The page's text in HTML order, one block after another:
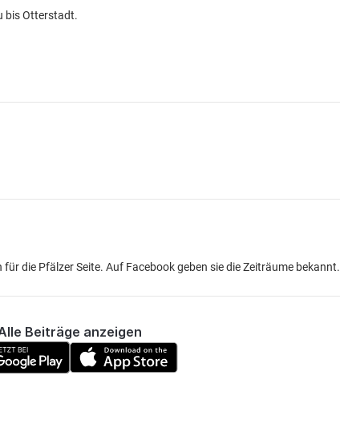
bis Otterstadt.
die Pfälzer Seite. Auf Facebook geben sie die Zeiträume bekannt.
Beiträge anzeigen